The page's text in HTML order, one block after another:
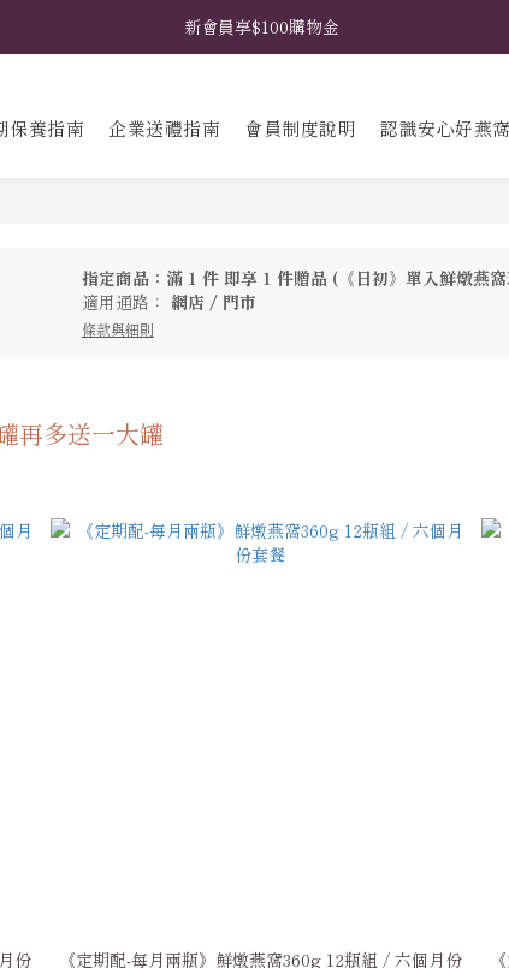
𖧧  指定禮盒免費升級花藝包裝 𖧧  馬上挑選禮盒款式 ➤
新會員享$100購物金
保養指南 企業送禮指南 會員制度說明 認識安心好燕窩
指定商品：滿 1 件 即享 1 件贈品 (《日初》單入鮮燉燕
適用通路： 網店 / 門市
條款與細則
再多送一大罐
份
《定期配-每月兩瓶》鮮燉燕窩360g 12瓶組 / 六個月份